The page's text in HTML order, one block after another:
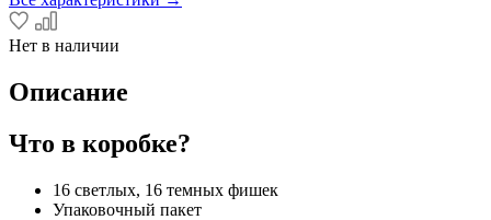
Нет в наличии
Описание
Что в коробке?
16 светлых, 16 темных фишек
Упаковочный пакет